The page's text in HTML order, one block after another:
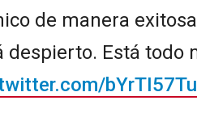
de manera
despierto. Está todo